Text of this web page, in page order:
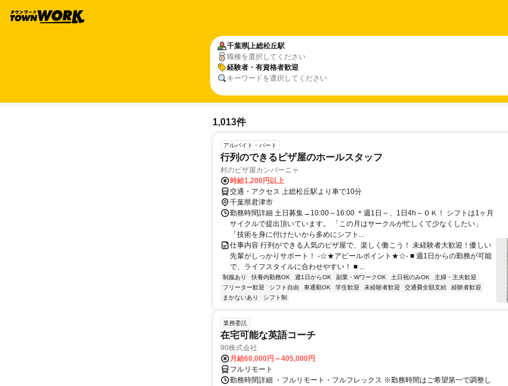
千葉県上総松丘駅
職種を選択してください
経験者・有資格者歓迎
キーワードを選択してください
1,013件
アルバイト・パート
行列のできるピザ屋のホールスタッフ
村のピザ屋カンパーニャ
時給1,200円以上
交通・アクセス 上総松丘駅より車で10分
千葉県君津市
勤務時間詳細 土日募集→10:00～16:00 ＊週1日～、1日4h～ＯＫ！ シフトは1ヶ月
サイクルで提出頂いています。 「この月はサークルが忙しくて少なくしたい」
「技術を身に付けたいから多めにシフト...
仕事内容 行列ができる人気のピザ屋で、楽しく働こう！ 未経験者大歓迎！優しい
先輩がしっかりサポート！ -☆★アピールポイント★☆- ■ 週1日からの勤務が可能
で、ライフスタイルに合わせやすい！ ■ ...
制服あり 扶養内勤務OK 週1日からOK 副業・WワークOK 土日祝のみOK
主婦・主夫歓迎
フリーター歓迎
シフト自由 車通勤OK 学生歓迎 未経験者歓迎 交通費全額支給
経験者歓迎
まかないあり
シフト制
業務委託
在宅可能な英語コーチ
90株式会社
月給60,000円～405,000円
フルリモート
勤務時間詳細 ・フルリモート・フルフレックス ※勤務時間はご希望第一で調整し